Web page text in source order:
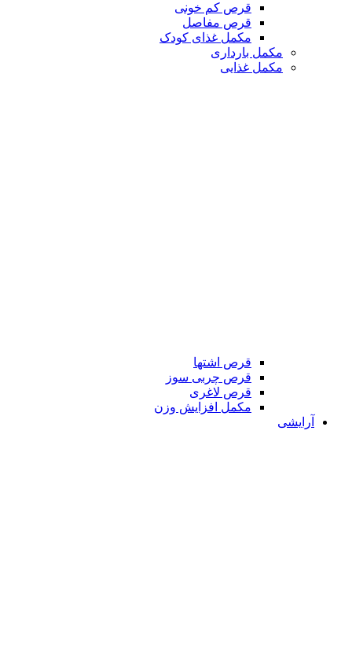
قرص کم خونی
قرص مفاصل
مکمل غذای کودک
مکمل بارداری
مکمل غذایی
قرص اشتها
قرص چربی سوز
قرص لاغری
مکمل افزایش وزن
آرایشی